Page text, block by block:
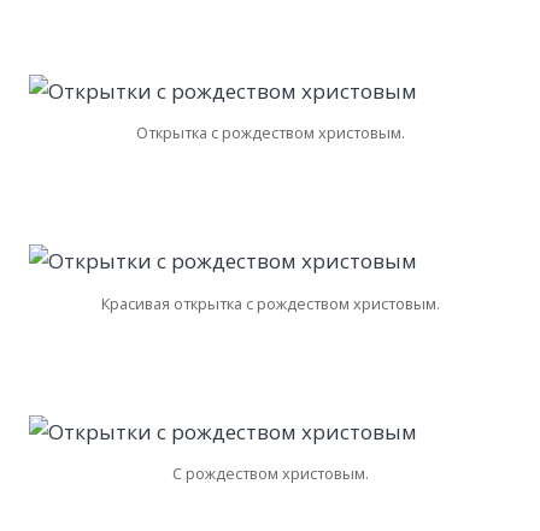
Открытка с рождеством христовым.
Красивая открытка с рождеством христовым.
С рождеством христовым.